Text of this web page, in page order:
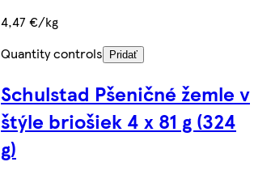
4,47 €/kg
Quantity controls
Pridať
Schulstad Pšeničné žemle v
štýle briošiek 4 x 81 g (324
g)